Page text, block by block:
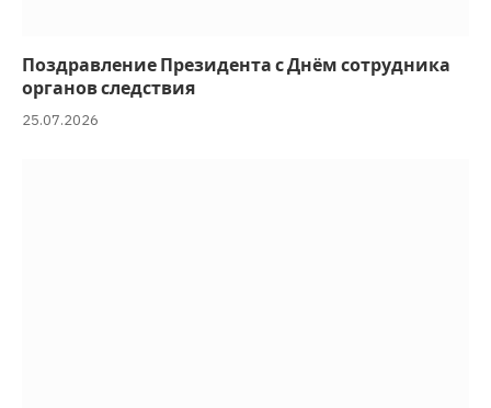
Поздравление Президента с Днём сотрудника
органов следствия
25.07.2026